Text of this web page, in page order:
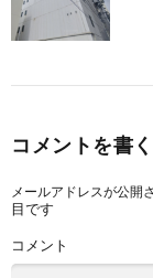
コメントを書く
メールアドレスが公開
目です
コメント